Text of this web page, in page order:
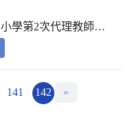
110學年度臺中市大雅區大雅國民小學第2次代理教師甄選第2次招考結果公告
141 142 »